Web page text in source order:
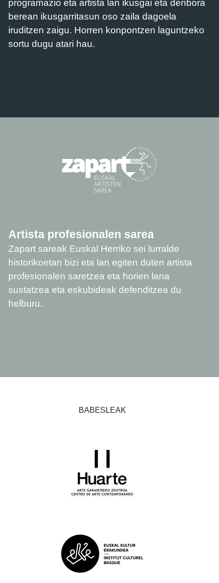
programazio eta artista lan ikusgai eta denbora
berean ikusgarritasun oso zaila dagoela
iruditzen zaigu. Horren konpontzen laguntzeko
sortu dugu atari hau.
Artista profesionalen sarea
Zapart sareak Euskal Herriko sei lurralde
historikoetan bizi eta lan egiten duten artista
profesionalen saretzea eta horien lana
sustatzea eta eskubideak defenditzea du
helburu.
BABESLEAK